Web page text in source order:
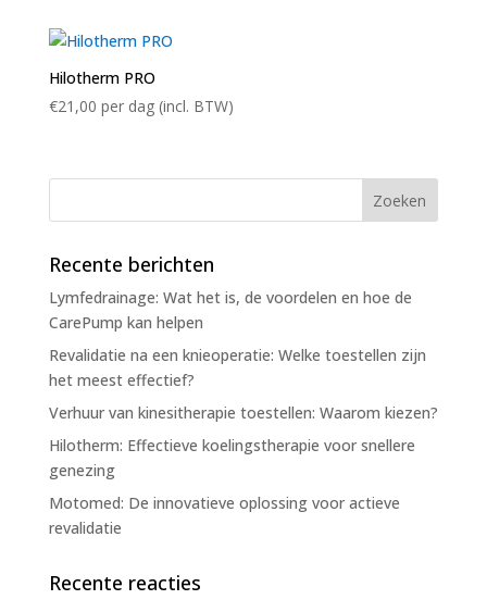
Hilotherm PRO
€21,00 per dag (incl. BTW)
Recente berichten
Lymfedrainage: Wat het is, de voordelen en hoe de
CarePump kan helpen
Revalidatie na een knieoperatie: Welke toestellen zijn
het meest effectief?
Verhuur van kinesitherapie toestellen: Waarom kiezen?
Hilotherm: Effectieve koelingstherapie voor snellere
genezing
Motomed: De innovatieve oplossing voor actieve
revalidatie
Recente reacties